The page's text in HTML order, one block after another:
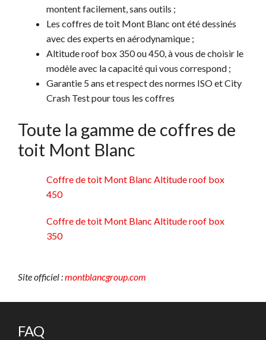
montent facilement, sans outils ;
Les coffres de toit Mont Blanc ont été dessinés
avec des experts en aérodynamique ;
Altitude roof box 350 ou 450, à vous de choisir le
modèle avec la capacité qui vous correspond ;
Garantie 5 ans et respect des normes ISO et City
Crash Test pour tous les coffres
Toute la gamme de coffres de
toit Mont Blanc
Coffre de toit Mont Blanc Altitude roof box
450
Coffre de toit Mont Blanc Altitude roof box
350
Site officiel :montblancgroup.com
FAQ